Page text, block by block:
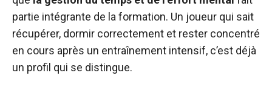
partie intégrante de la formation. Un joueur qui sait
récupérer, dormir correctement et rester concentré
en cours après un entraînement intensif, c’est déjà
un profil qui se distingue.